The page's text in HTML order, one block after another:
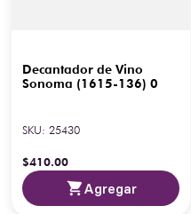
Decantador de Vino
Sonoma (1615-136) 0
SKU: 25430
$410.00
Agregar